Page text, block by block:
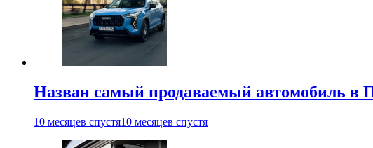
Назван самый продаваемый автомобиль в
10 месяцев спустя10 месяцев спустя